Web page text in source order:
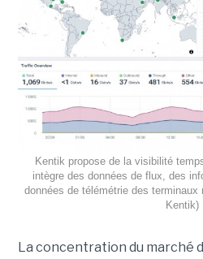
Kentik propose de la visibilité
intègre des données de flux, des
données de télémétrie des
Kentik)
La concentration du marché